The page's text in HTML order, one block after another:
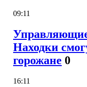
09:11
Находки
горожане 0
16:11